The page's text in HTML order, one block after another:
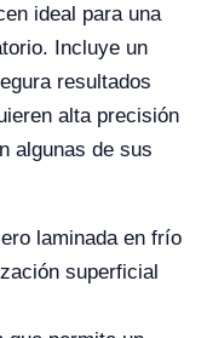
ideal para una
Incluye un
resultados
alta precisión
algunas de sus
laminada en frío
superficial